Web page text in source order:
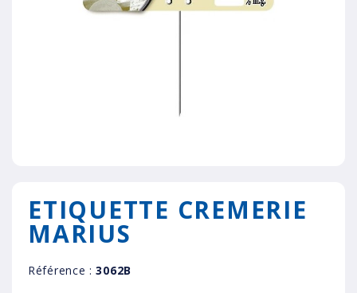
ETIQUETTE CREMERIE
MARIUS
Référence : 3062B